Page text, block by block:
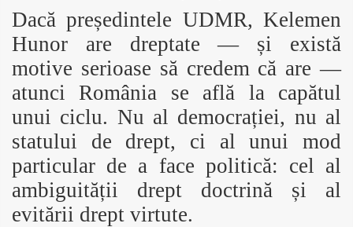
Dacă președintele UDMR, Kelemen
Hunor are dreptate — și există
motive serioase să credem că are —
atunci România se află la capătul
unui ciclu. Nu al democrației, nu al
statului de drept, ci al unui mod
particular de a face politică: cel al
ambiguității drept doctrină și al
evitării drept virtute.